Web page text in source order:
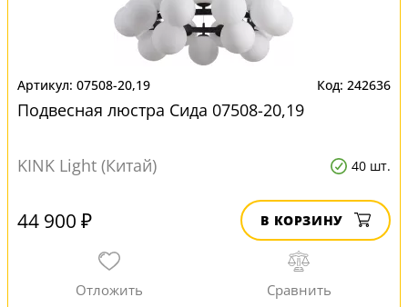
07508-20,19 242636
Подвесная люстра Сида 07508-20,19
KINK Light (Китай) 40 шт.
44 900 ₽ В КОРЗИНУ